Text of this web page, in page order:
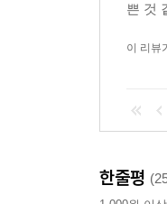
쁜 것
이 리뷰
한줄평